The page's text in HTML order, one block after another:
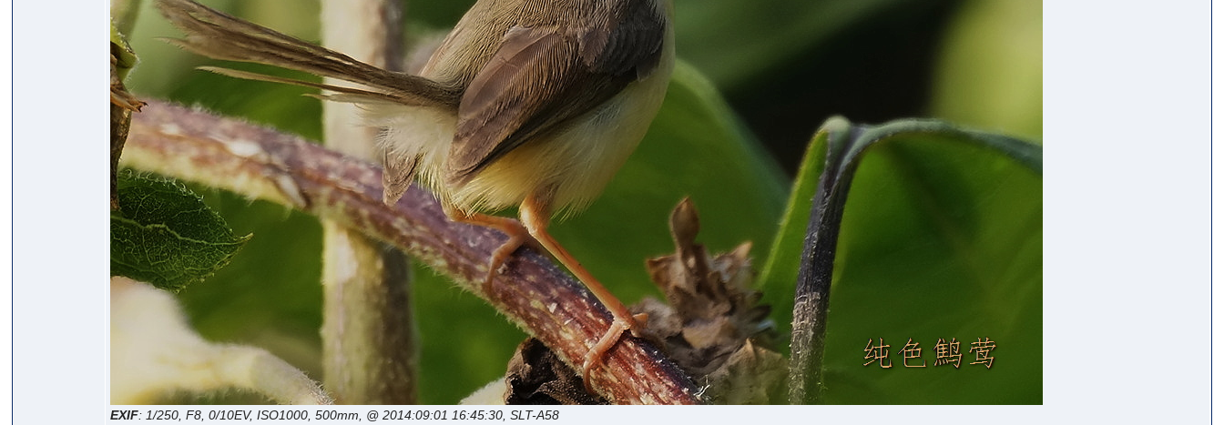
EXIF: 1/250, F8, 0/10EV, ISO1000, 500mm, @ 2014:09:01 16:45:30, SLT-A58